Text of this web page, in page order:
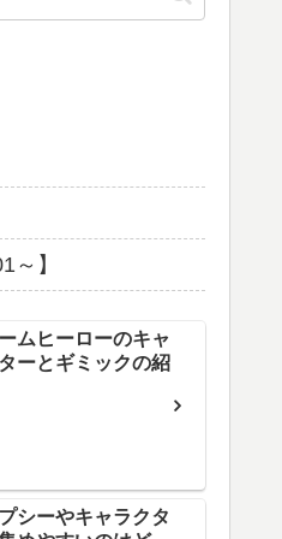
～】
ムヒーローのキャ
ーとギミックの紹
シーやキャラクタ